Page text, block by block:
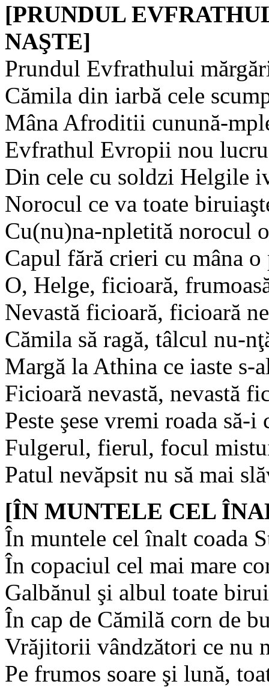
[PRUNDUL
NAŞTE]
Prundul Evfrathului
Cămila din iarbă cele
Mâna Afroditii cunună-
Evfrathul Evropii nou lucru
Din cele cu soldzi Helgile
Norocul ce va toate
Cu(nu)na-npletită norocul
Capul fără crieri cu mâna o
O, Helge, ficioară,
Nevastă ficioară, ficioară
Cămila să ragă, tâlcul nu-
Margă la Athina ce iaste s-
Ficioară nevastă, nevastă
Peste şese vremi roada să-i
Fulgerul, fierul, focul
Patul nevăpsit nu să mai
[ÎN MUNTELE CEL
În muntele cel înalt coada
În copaciul cel mai mare
Galbănul şi albul toate
În cap de Cămilă corn de
Vrăjitorii vândzători ce nu
Pe frumos soare şi lună,